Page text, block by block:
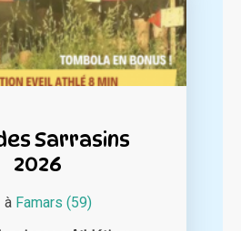
Sarrasins
2026
à Famars (59)